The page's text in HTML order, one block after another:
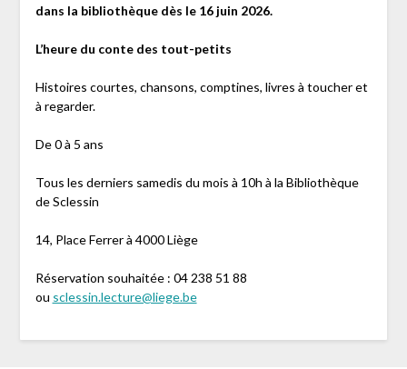
dans la bibliothèque dès le 16 juin 2026.
L’heure du conte des tout-petits
Histoires courtes, chansons, comptines, livres à toucher et
à regarder.
De 0 à 5 ans
Tous les derniers samedis du mois à 10h à la Bibliothèque
de Sclessin
14, Place Ferrer à 4000 Liège
Réservation souhaitée : 04 238 51 88
ou sclessin.lecture@liege.be